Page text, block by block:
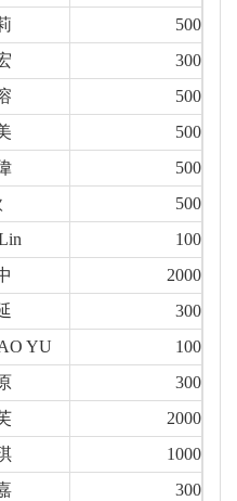
500
300
500
500
500
500
100
2000
300
YU
100
300
2000
1000
300